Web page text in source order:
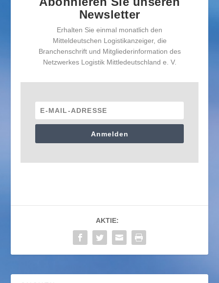
Newsletter
Erhalten Sie einmal monatlich den
Mitteldeutschen Logistikanzeiger, die
Branchenschrift und Mitgliederinformation des
Netzwerkes Logistik Mittledeutschland e. V.
Anmelden
AKTIE: